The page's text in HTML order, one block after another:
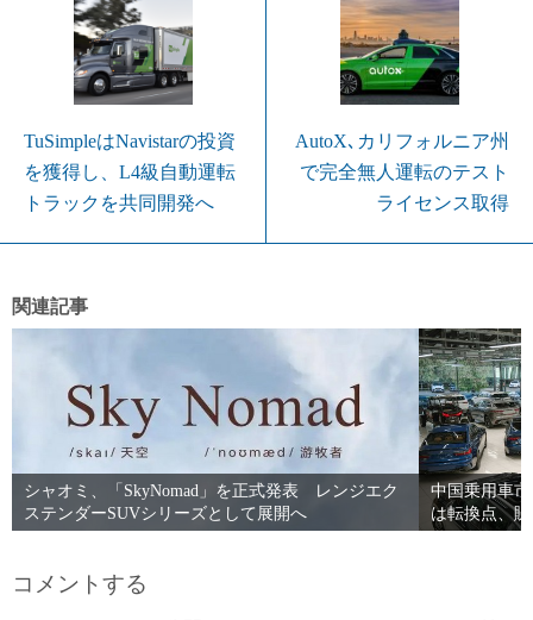
TuSimpleはNavistarの投資
を獲得し、L4級自動運転
トラックを共同開発へ
AutoX､カリフォルニア州
で完全無人運転のテスト
ライセンス取得
関連記事
シャオミ、「SkyNomad」を正式発表 レンジエク
ステンダーSUVシリーズとして展開へ
中国乗用車
は転換点、
コメントする